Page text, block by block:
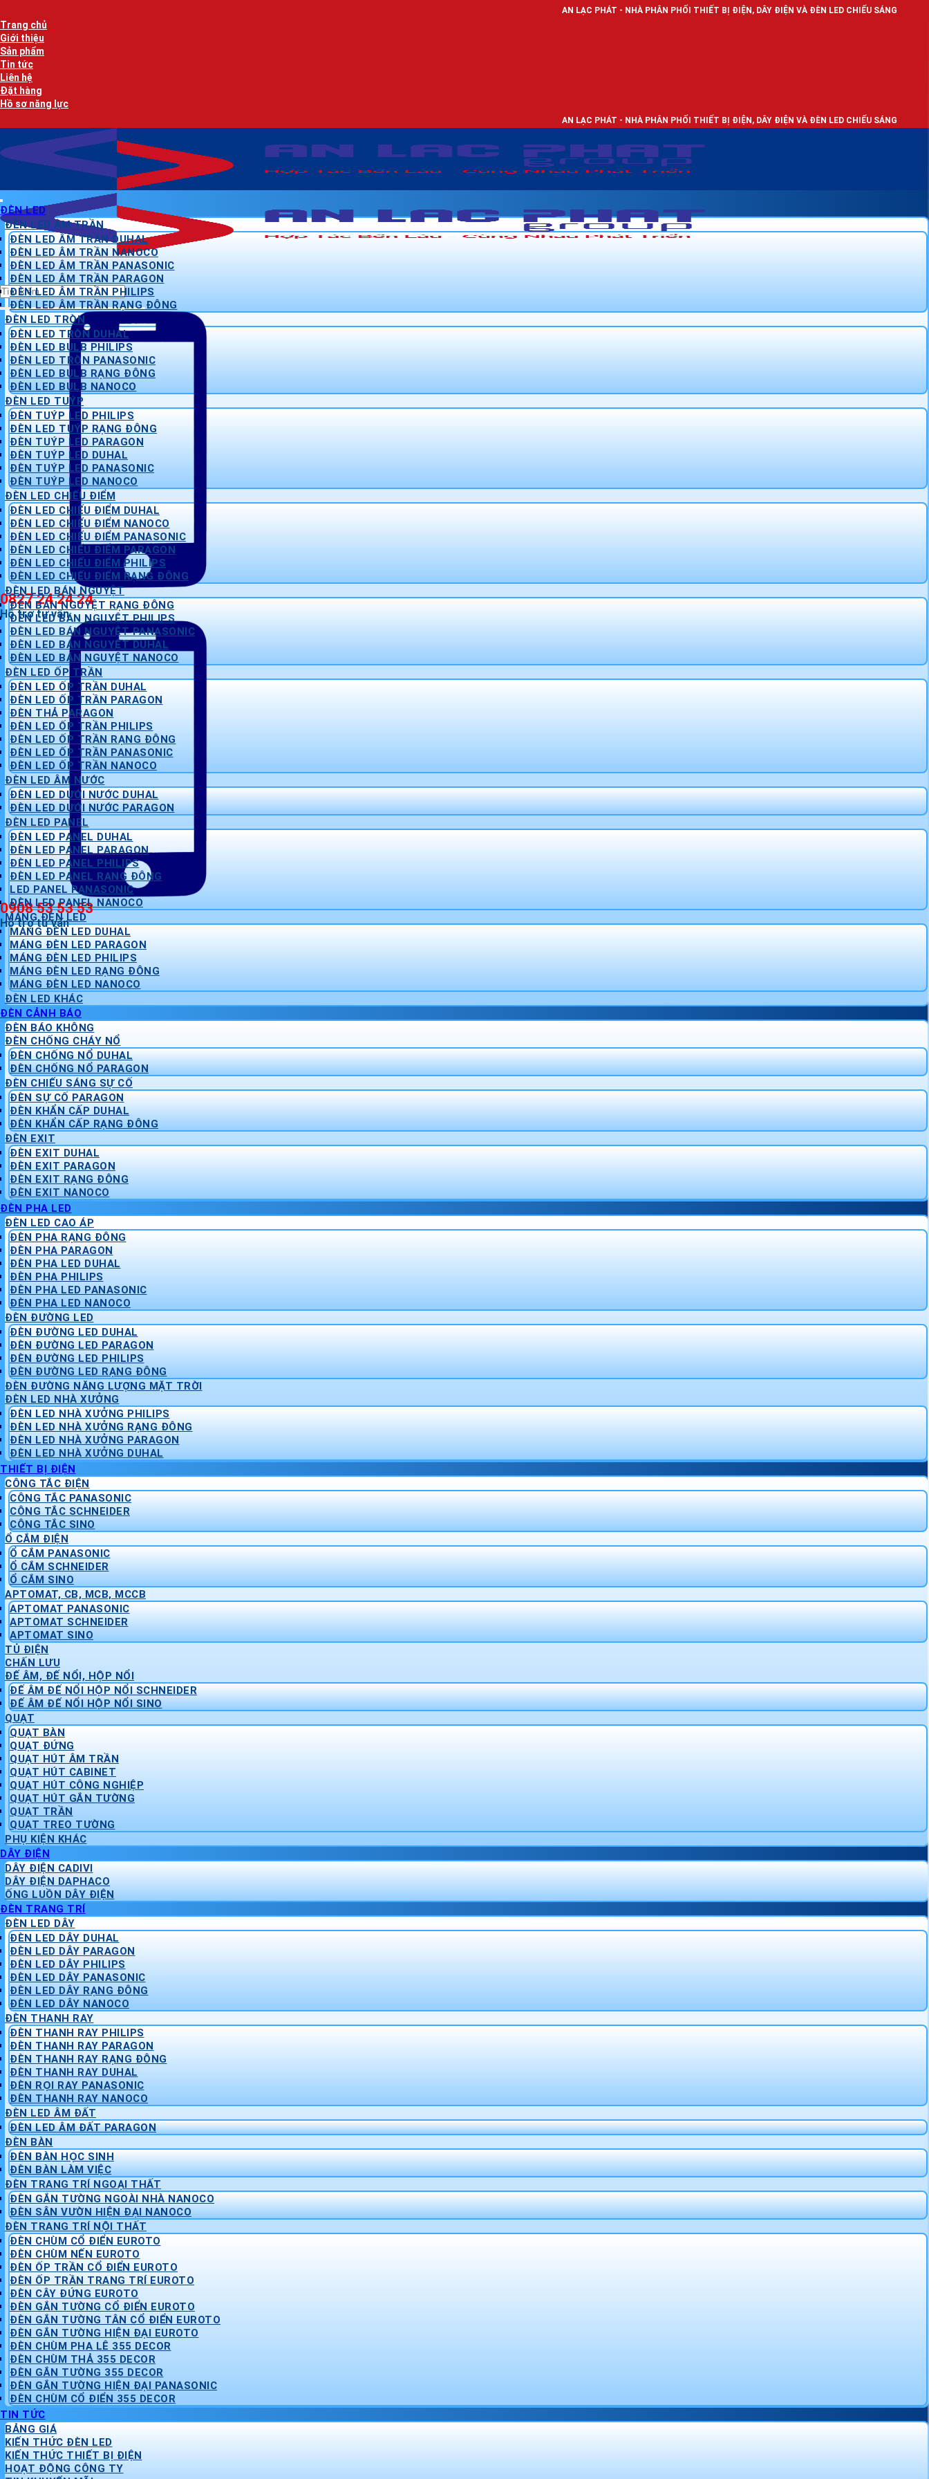
qua
nội
dung
AN LẠC PHÁT - NHÀ PHÂN PHỐI THIẾT BỊ ĐIỆN, DÂY ĐIỆN VÀ ĐÈN LED CHIẾU SÁNG
Trang chủ
Giới thiệu
Sản phẩm
Tin tức
Liên hệ
Đặt hàng
Hồ sơ năng lực
AN LẠC PHÁT - NHÀ PHÂN PHỐI THIẾT BỊ ĐIỆN, DÂY ĐIỆN VÀ ĐÈN LED CHIẾU SÁNG
Tìm
kiếm:
0827 24 24 24
Hỗ trợ tư vấn
0908 53 53 53
Hỗ trợ tư vấn
ĐÈN LED
ĐÈN LED ÂM TRẦN
ĐÈN LED ÂM TRẦN DUHAL
ĐÈN LED ÂM TRẦN NANOCO
ĐÈN LED ÂM TRẦN PANASONIC
ĐÈN LED ÂM TRẦN PARAGON
ĐÈN LED ÂM TRẦN PHILIPS
ĐÈN LED ÂM TRẦN RẠNG ĐÔNG
ĐÈN LED TRÒN
ĐÈN LED TRÒN DUHAL
ĐÈN LED BULB PHILIPS
ĐÈN LED TRÒN PANASONIC
ĐÈN LED BULB RẠNG ĐÔNG
ĐÈN LED BULB NANOCO
ĐÈN LED TUÝP
ĐÈN TUÝP LED PHILIPS
ĐÈN LED TUÝP RẠNG ĐÔNG
ĐÈN TUÝP LED PARAGON
ĐÈN TUÝP LED DUHAL
ĐÈN TUÝP LED PANASONIC
ĐÈN TUÝP LED NANOCO
ĐÈN LED CHIẾU ĐIỂM
ĐÈN LED CHIẾU ĐIỂM DUHAL
ĐÈN LED CHIẾU ĐIỂM NANOCO
ĐÈN LED CHIẾU ĐIỂM PANASONIC
ĐÈN LED CHIẾU ĐIỂM PARAGON
ĐÈN LED CHIẾU ĐIỂM PHILIPS
ĐÈN LED CHIẾU ĐIỂM RẠNG ĐÔNG
ĐÈN LED BÁN NGUYỆT
ĐÈN BÁN NGUYỆT RẠNG ĐÔNG
ĐÈN LED BÁN NGUYỆT PHILIPS
ĐÈN LED BÁN NGUYỆT PANASONIC
ĐÈN LED BÁN NGUYỆT DUHAL
ĐÈN LED BÁN NGUYỆT NANOCO
ĐÈN LED ỐP TRẦN
ĐÈN LED ỐP TRẦN DUHAL
ĐÈN LED ỐP TRẦN PARAGON
ĐÈN THẢ PARAGON
ĐÈN LED ỐP TRẦN PHILIPS
ĐÈN LED ỐP TRẦN RẠNG ĐÔNG
ĐÈN LED ỐP TRẦN PANASONIC
ĐÈN LED ỐP TRẦN NANOCO
ĐÈN LED ÂM NƯỚC
ĐÈN LED DƯỚI NƯỚC DUHAL
ĐÈN LED DƯỚI NƯỚC PARAGON
ĐÈN LED PANEL
ĐÈN LED PANEL DUHAL
ĐÈN LED PANEL PARAGON
ĐÈN LED PANEL PHILIPS
ĐÈN LED PANEL RẠNG ĐÔNG
LED PANEL PANASONIC
ĐÈN LED PANEL NANOCO
MÁNG ĐÈN LED
MÁNG ĐÈN LED DUHAL
MÁNG ĐÈN LED PARAGON
MÁNG ĐÈN LED PHILIPS
MÁNG ĐÈN LED RẠNG ĐÔNG
MÁNG ĐÈN LED NANOCO
ĐÈN LED KHÁC
ĐÈN CẢNH BÁO
ĐÈN BÁO KHÔNG
ĐÈN CHỐNG CHÁY NỔ
ĐÈN CHỐNG NỔ DUHAL
ĐÈN CHỐNG NỔ PARAGON
ĐÈN CHIẾU SÁNG SỰ CỐ
ĐÈN SỰ CỐ PARAGON
ĐÈN KHẨN CẤP DUHAL
ĐÈN KHẨN CẤP RẠNG ĐÔNG
ĐÈN EXIT
ĐÈN EXIT DUHAL
ĐÈN EXIT PARAGON
ĐÈN EXIT RẠNG ĐÔNG
ĐÈN EXIT NANOCO
ĐÈN PHA LED
ĐÈN LED CAO ÁP
ĐÈN PHA RẠNG ĐÔNG
ĐÈN PHA PARAGON
ĐÈN PHA LED DUHAL
ĐÈN PHA PHILIPS
ĐÈN PHA LED PANASONIC
ĐÈN PHA LED NANOCO
ĐÈN ĐƯỜNG LED
ĐÈN ĐƯỜNG LED DUHAL
ĐÈN ĐƯỜNG LED PARAGON
ĐÈN ĐƯỜNG LED PHILIPS
ĐÈN ĐƯỜNG LED RẠNG ĐÔNG
ĐÈN ĐƯỜNG NĂNG LƯỢNG MẶT TRỜI
ĐÈN LED NHÀ XƯỞNG
ĐÈN LED NHÀ XƯỞNG PHILIPS
ĐÈN LED NHÀ XƯỞNG RẠNG ĐÔNG
ĐÈN LED NHÀ XƯỞNG PARAGON
ĐÈN LED NHÀ XƯỞNG DUHAL
THIẾT BỊ ĐIỆN
CÔNG TẮC ĐIỆN
CÔNG TẮC PANASONIC
CÔNG TẮC SCHNEIDER
CÔNG TẮC SINO
Ổ CẮM ĐIỆN
Ổ CẮM PANASONIC
Ổ CẮM SCHNEIDER
Ổ CẮM SINO
APTOMAT, CB, MCB, MCCB
APTOMAT PANASONIC
APTOMAT SCHNEIDER
APTOMAT SINO
TỦ ĐIỆN
CHẤN LƯU
ĐẾ ÂM, ĐẾ NỔI, HỘP NỔI
ĐẾ ÂM ĐẾ NỔI HỘP NỔI SCHNEIDER
ĐẾ ÂM ĐẾ NỔI HỘP NỔI SINO
QUẠT
QUẠT BÀN
QUẠT ĐỨNG
QUẠT HÚT ÂM TRẦN
QUẠT HÚT CABINET
QUẠT HÚT CÔNG NGHIỆP
QUẠT HÚT GẮN TƯỜNG
QUẠT TRẦN
QUẠT TREO TƯỜNG
PHỤ KIỆN KHÁC
DÂY ĐIỆN
DÂY ĐIỆN CADIVI
DÂY ĐIỆN DAPHACO
ỐNG LUỒN DÂY ĐIỆN
ĐÈN TRANG TRÍ
ĐÈN LED DÂY
ĐÈN LED DÂY DUHAL
ĐÈN LED DÂY PARAGON
ĐÈN LED DÂY PHILIPS
ĐÈN LED DÂY PANASONIC
ĐÈN LED DÂY RẠNG ĐÔNG
ĐÈN LED DÂY NANOCO
ĐÈN THANH RAY
ĐÈN THANH RAY PHILIPS
ĐÈN THANH RAY PARAGON
ĐÈN THANH RAY RẠNG ĐÔNG
ĐÈN THANH RAY DUHAL
ĐÈN RỌI RAY PANASONIC
ĐÈN THANH RAY NANOCO
ĐÈN LED ÂM ĐẤT
ĐÈN LED ÂM ĐẤT PARAGON
ĐÈN BÀN
ĐÈN BÀN HỌC SINH
ĐÈN BÀN LÀM VIỆC
ĐÈN TRANG TRÍ NGOẠI THẤT
ĐÈN GẮN TƯỜNG NGOÀI NHÀ NANOCO
ĐÈN SÂN VƯỜN HIỆN ĐẠI NANOCO
ĐÈN TRANG TRÍ NỘI THẤT
ĐÈN CHÙM CỔ ĐIỂN EUROTO
ĐÈN CHÙM NẾN EUROTO
ĐÈN ỐP TRẦN CỔ ĐIỂN EUROTO
ĐÈN ỐP TRẦN TRANG TRÍ EUROTO
ĐÈN CÂY ĐỨNG EUROTO
ĐÈN GẮN TƯỜNG CỔ ĐIỂN EUROTO
ĐÈN GẮN TƯỜNG TÂN CỔ ĐIỂN EUROTO
ĐÈN GẮN TƯỜNG HIỆN ĐẠI EUROTO
ĐÈN CHÙM PHA LÊ 355 DECOR
ĐÈN CHÙM THẢ 355 DECOR
ĐÈN GẮN TƯỜNG 355 DECOR
ĐÈN GẮN TƯỜNG HIỆN ĐẠI PANASONIC
ĐÈN CHÙM CỔ ĐIỂN 355 DECOR
TIN TỨC
BẢNG GIÁ
KIẾN THỨC ĐÈN LED
KIẾN THỨC THIẾT BỊ ĐIỆN
HOẠT ĐỘNG CÔNG TY